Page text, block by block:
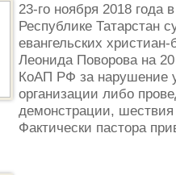
23-го ноября 2018 года
Республике Татарстан
евангельских
Леонида Поворова на
КоАП РФ за нарушение
организации либо
демонстрации,
Фактически пастора